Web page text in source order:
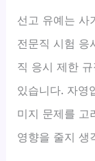
선고 유예는 사
전문직 시험 응
직 응시 제한
있습니다. 자영
미지 문제를 고
영향을 줄지 생